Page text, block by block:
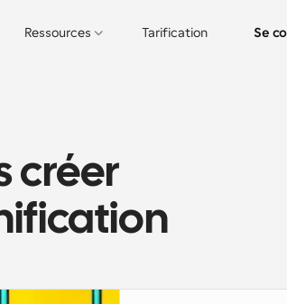
Ressources Tarification Se
créer